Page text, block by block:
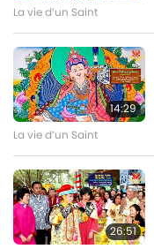
La vie d’un Saint
14:29
La vie d’un Saint
26:51